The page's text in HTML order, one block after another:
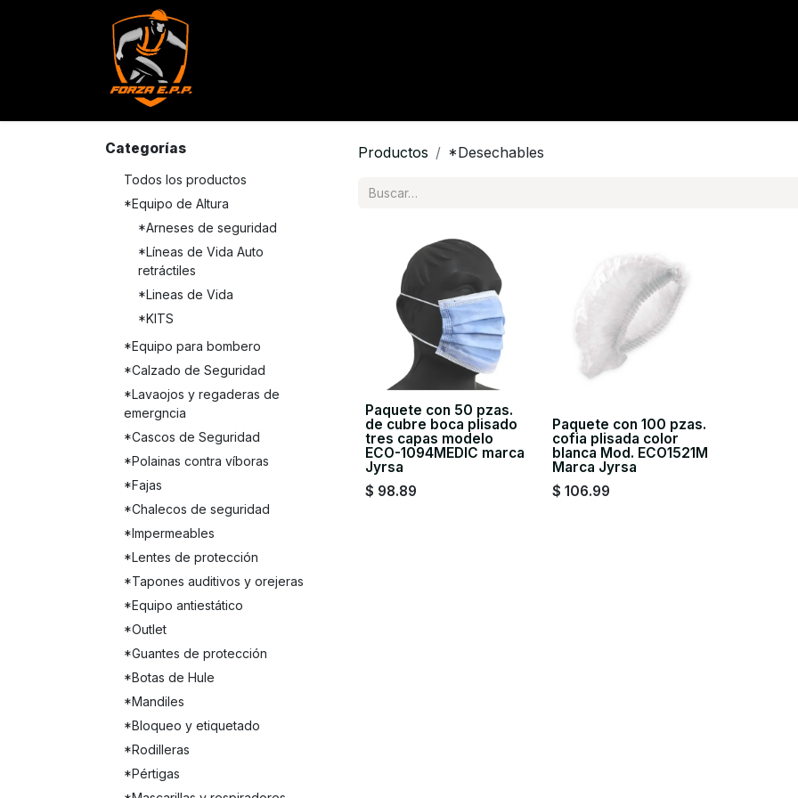
Categorías
Todos los productos
*Equipo de Altura
*Arneses de seguridad
*Líneas de Vida Auto
retráctiles
*Lineas de Vida
*KITS
*Equipo para bombero
*Calzado de Seguridad
*Lavaojos y regaderas de
emergncia
*Cascos de Seguridad
*Polainas contra víboras
*Fajas
*Chalecos de seguridad
*Impermeables
*Lentes de protección
*Tapones auditivos y orejeras
*Equipo antiestático
*Outlet
*Guantes de protección
*Botas de Hule
*Mandiles
*Bloqueo y etiquetado
*Rodilleras
*Pértigas
Productos *Desechables
Paquete con 50 pzas.
de cubre boca plisado
tres capas modelo
ECO-1094MEDIC marca
Jyrsa
$ 98.89
Paquete con 100 pzas.
cofia plisada color
blanca Mod. ECO1521M
Marca Jyrsa
$ 106.99